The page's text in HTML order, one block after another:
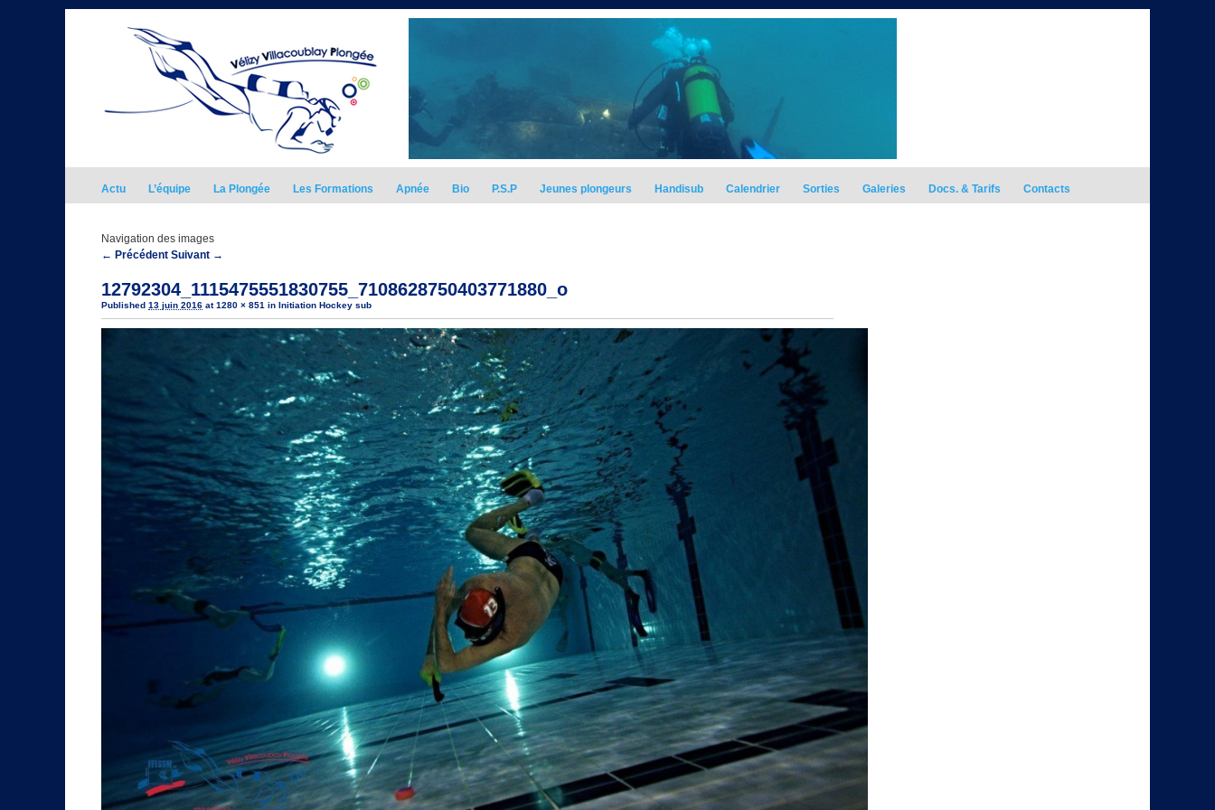
Actu L’équipe La Plongée Les Formations Apnée Bio P.S.P Jeunes plongeurs Handisub Calendrier Sorties Galeries Docs. & Tarifs Contacts
Navigation des images
← Précédent Suivant →
12792304_1115475551830755_7108628750403771880_o
Published 13 juin 2016 at1280 × 851 in Initiation Hockey sub